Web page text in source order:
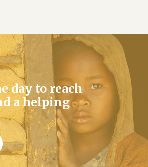
day to reach
a helping